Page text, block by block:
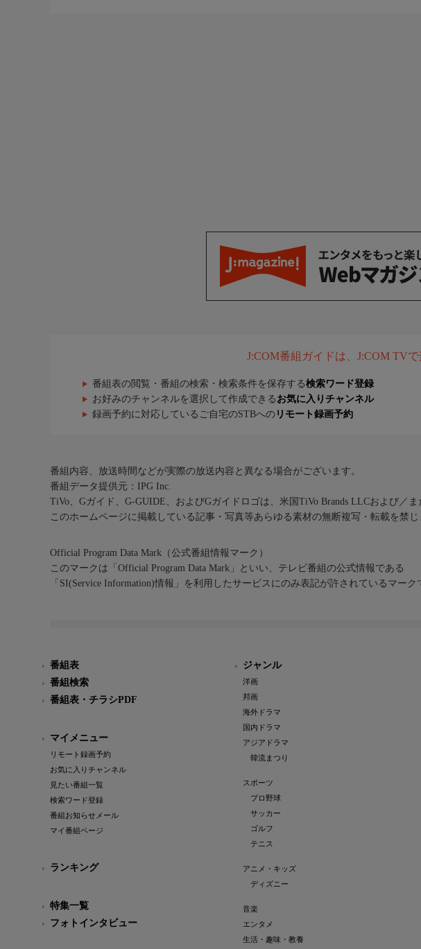
J:COM番組ガイドは、J:COM TV
番組表の閲覧・番組の検索・検索条件を保存する検索ワード登録
お好みのチャンネルを選択して作成できる お気に入りチャンネル
録画予約に対応しているご自宅のSTBへの リモート録画予約
番組内容、放送時間などが実際の放送内容と異なる場合がございます。
番組データ提供元：IPG Inc.
TiVo、Gガイド、G-GUIDE、およびGガイドロゴは、米国TiVo Brands LLCおよび／
このホームページに掲載している記事・写真等あらゆる素材の無断複写・転載を禁じ
Official Program Data Mark（公式番組情報マーク）
このマークは「Official Program Data Mark」といい、テレビ番組の公式情報である
「SI(Service Information)情報」を利用したサービスにのみ表記が許されているマーク
番組表
番組検索
番組表・チラシPDF
マイメニュー
リモート録画予約
お気に入りチャンネル
見たい番組一覧
検索ワード登録
番組お知らせメール
マイ番組ページ
ランキング
特集一覧
フォトインタビュー
ジャンル
洋画
邦画
海外ドラマ
国内ドラマ
アジアドラマ
韓流まつり
スポーツ
プロ野球
サッカー
ゴルフ
テニス
アニメ・キッズ
ディズニー
音楽
エンタメ
生活・趣味・教養